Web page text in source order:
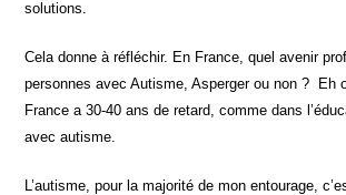
solutions.
Cela donne à réfléchir. En France, quel avenir
personnes avec Autisme, Asperger ou non ? Eh
France a 30-40 ans de retard, comme dans
avec autisme.
L’autisme, pour la majorité de mon entourage,